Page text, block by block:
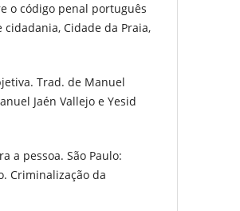
o código penal português
Cidade da Praia,
Trad. de Manuel
Jaén Vallejo e Yesid
a pessoa. São Paulo:
Criminalização da